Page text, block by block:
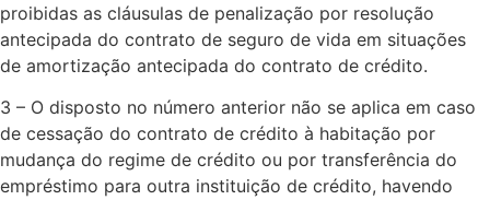
proibidas as cláusulas de penalização por resolução
antecipada do contrato de seguro de vida em situações
de amortização antecipada do contrato de crédito.​
3 – O disposto no número anterior não se aplica em caso
de cessação do contrato de crédito à habitação por
mudança do regime de crédito ou por transferência do
empréstimo para outra instituição de crédito, havendo